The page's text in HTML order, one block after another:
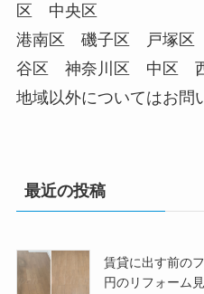
区 中央区
港南区 磯子区 戸塚
谷区 神奈川区 中区
地域以外についてはお問
最近の投稿
賃貸に出す前の
円のリフォーム